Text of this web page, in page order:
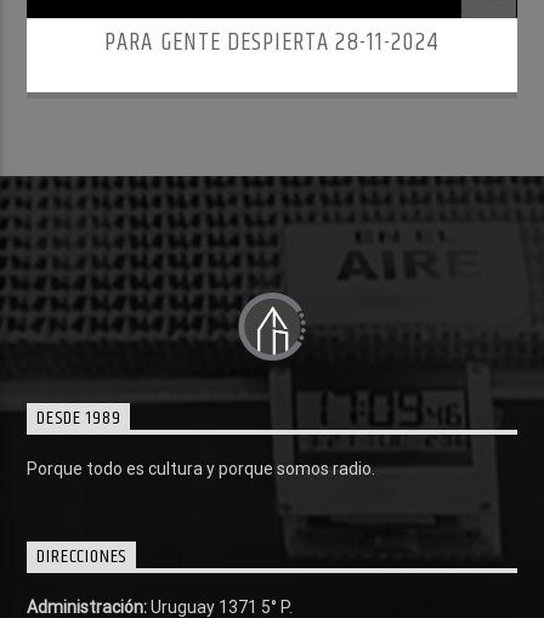
PARA GENTE DESPIERTA 28-11-2024
DESDE 1989
Porque todo es cultura y porque somos radio.
DIRECCIONES
Administración:Uruguay 1371 5° P.